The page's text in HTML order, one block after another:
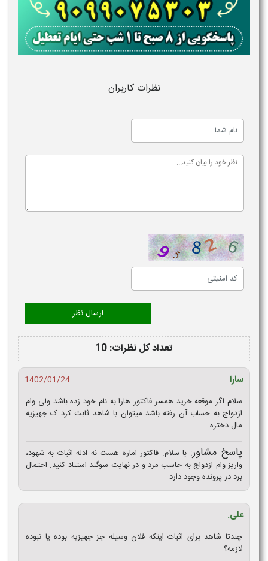
نظرات کاربران
تعداد کل نظرات: 10
سارا
1402/01/24
سلام اگر موقعه خرید همسر فاکتور هارا به نام خود زده باشد ولی وام
ازدواج به حساب آن رفته باشد میتوان با شاهد ثابت کرد ک جهیزیه
مال دختره
پاسخ مشاور: با سلام. فاکتور اماره هست نه ادله اثبات به شهود،
واریز وام ازدواج به حاسب مرد و در نهایت سوگند استناد کنید. احتمال
برد در پرونده وجود دارد
علی.
چندتا شاهد برای اثبات اینکه فلان وسیله جز جهیزیه بوده یا نبوده
لازمه؟